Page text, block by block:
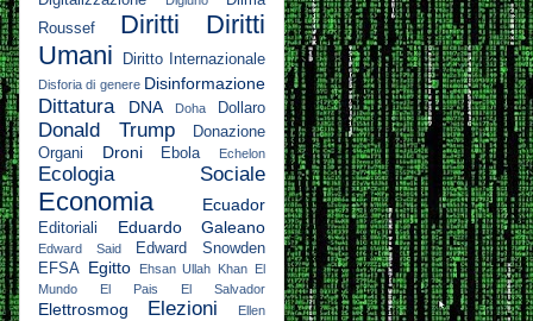
Roussef
Diritti
Diritti
Umani
Diritto Internazionale
Disforia di genere Disinformazione
Dittatura DNA Doha Dollaro
Donald Trump
Donazione
Organi
Droni Ebola Echelon
Ecologia Sociale
Economia Ecuador
Editoriali Eduardo Galeano
Edward Said
Edward Snowden
EFSA Egitto Ehsan Ullah Khan El
Mundo
El Pais El Salvador
Elettrosmog Elezioni
Ellen